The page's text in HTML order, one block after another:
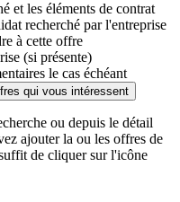
et les éléments de contrat
recherché par l'entreprise
à cette offre
(si présente)
le cas échéant
qui vous intéressent
ou depuis le détail
ajouter la ou les offres de
de cliquer sur l'icône